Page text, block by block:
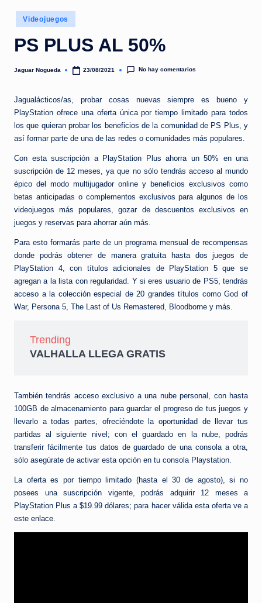
a
Publicado
en
Videojuegos
PS PLUS AL 50%
Publicado
Jaguar Nogueda 23/08/2021 No hay comentarios
Jagualácticos/as, probar cosas nuevas siempre es bueno y
PlayStation ofrece una oferta única por tiempo limitado para todos
los que quieran probar los beneficios de la comunidad de PS Plus, y
así formar parte de una de las redes o comunidades más populares.
Con esta suscripción a PlayStation Plus ahorra un 50% en una
suscripción de 12 meses, ya que no sólo tendrás acceso al mundo
épico del modo multijugador online y beneficios exclusivos como
betas anticipadas o complementos exclusivos para algunos de los
videojuegos más populares, gozar de descuentos exclusivos en
juegos y reservas para ahorrar aún más.
Para esto formarás parte de un programa mensual de recompensas
donde podrás obtener de manera gratuita hasta dos juegos de
PlayStation 4, con títulos adicionales de PlayStation 5 que se
agregan a la lista con regularidad. Y si eres usuario de PS5, tendrás
acceso a la colección especial de 20 grandes títulos como God of
War, Persona 5, The Last of Us Remastered, Bloodborne y más.
Trending
VALHALLA LLEGA GRATIS
También tendrás acceso exclusivo a una nube personal, con hasta
100GB de almacenamiento para guardar el progreso de tus juegos y
llevarlo a todas partes, ofreciéndote la oportunidad de llevar tus
partidas al siguiente nivel; con el guardado en la nube, podrás
transferir fácilmente tus datos de guardado de una consola a otra,
sólo asegúrate de activar esta opción en tu consola Playstation.
La oferta es por tiempo limitado (hasta el 30 de agosto), si no
posees una suscripción vigente, podrás adquirir 12 meses a
PlayStation Plus a $19.99 dólares; para hacer válida esta oferta ve a
este enlace